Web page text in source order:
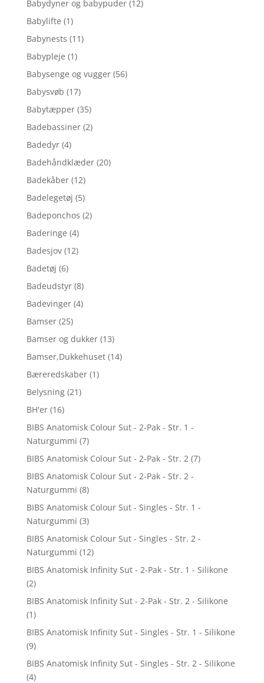
Babydyner og babypuder (12)
Babylifte (1)
Babynests (11)
Babypleje (1)
Babysenge og vugger (56)
Babysvøb (17)
Babytæpper (35)
Badebassiner (2)
Badedyr (4)
Badehåndklæder (20)
Badekåber (12)
Badelegetøj (5)
Badeponchos (2)
Baderinge (4)
Badesjov (12)
Badetøj (6)
Badeudstyr (8)
Badevinger (4)
Bamser (25)
Bamser og dukker (13)
Bamser,Dukkehuset (14)
Bæreredskaber (1)
Belysning (21)
BH'er (16)
BIBS Anatomisk Colour Sut - 2-Pak - Str. 1 -
Naturgummi (7)
BIBS Anatomisk Colour Sut - 2-Pak - Str. 2 (7)
BIBS Anatomisk Colour Sut - 2-Pak - Str. 2 -
Naturgummi (8)
BIBS Anatomisk Colour Sut - Singles - Str. 1 -
Naturgummi (3)
BIBS Anatomisk Colour Sut - Singles - Str. 2 -
Naturgummi (12)
BIBS Anatomisk Infinity Sut - 2-Pak - Str. 1 - Silikone
(2)
BIBS Anatomisk Infinity Sut - 2-Pak - Str. 2 - Silikone
(1)
BIBS Anatomisk Infinity Sut - Singles - Str. 1 - Silikone
(9)
BIBS Anatomisk Infinity Sut - Singles - Str. 2 - Silikone
(4)